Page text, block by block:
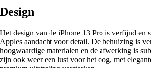
Design
Het design van de iPhone 13 Pro is verfijnd en
Apples aandacht voor detail. De behuizing is
hoogwaardige materialen en de afwerking is
zijn ook weer een lust voor het oog, met